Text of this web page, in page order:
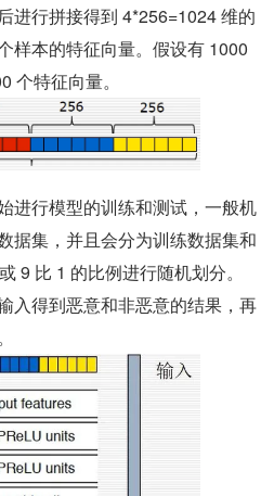
进行拼接得到 4*256=1024 维的
样本的特征向量。假设有 1000
个特征向量。
进行模型的训练和测试，一般机
据集，并且会分为训练数据集和
9 比 1 的比例进行随机划分。
入得到恶意和非恶意的结果，再